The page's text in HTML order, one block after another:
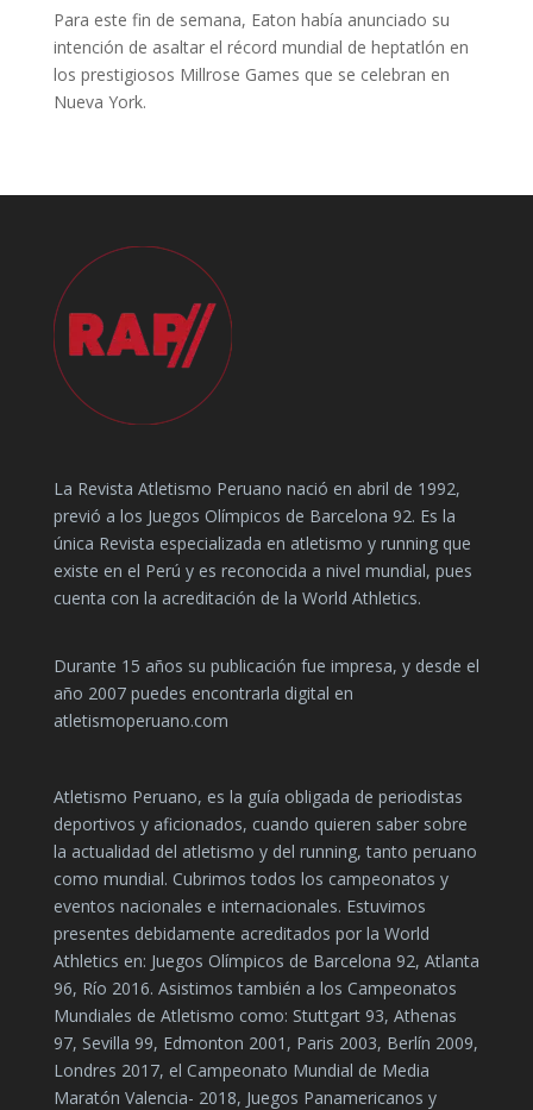
Para este fin de semana, Eaton había anunciado su
intención de asaltar el récord mundial de heptatlón en
los prestigiosos Millrose Games que se celebran en
Nueva York.
La Revista Atletismo Peruano nació en abril de 1992,
previó a los Juegos Olímpicos de Barcelona 92. Es la
única Revista especializada en atletismo y running que
existe en el Perú y es reconocida a nivel mundial, pues
cuenta con la acreditación de la World Athletics.
Durante 15 años su publicación fue impresa, y desde el
año 2007 puedes encontrarla digital en
atletismoperuano.com
Atletismo Peruano, es la guía obligada de periodistas
deportivos y aficionados, cuando quieren saber sobre
la actualidad del atletismo y del running, tanto peruano
como mundial. Cubrimos todos los campeonatos y
eventos nacionales e internacionales. Estuvimos
presentes debidamente acreditados por la World
Athletics en: Juegos Olímpicos de Barcelona 92, Atlanta
96, Río 2016. Asistimos también a los Campeonatos
Mundiales de Atletismo como: Stuttgart 93, Athenas
97, Sevilla 99, Edmonton 2001, Paris 2003, Berlín 2009,
Londres 2017, el Campeonato Mundial de Media
Maratón Valencia- 2018, Juegos Panamericanos y